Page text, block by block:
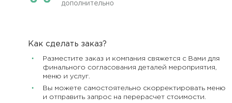
дополнительно
Как сделать заказ?
Разместите заказ и компания свяжется с Вами для
финального согласования деталей мероприятия,
меню и услуг.
Вы можете самостоятельно скорректировать меню
и отправить запрос на перерасчет стоимости.